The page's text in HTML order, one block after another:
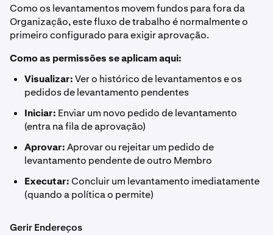
Como os levantamentos movem fundos para fora da
Organização, este fluxo de trabalho é normalmente o
primeiro configurado para exigir aprovação.
Como as permissões se aplicam aqui:
Visualizar:Ver o histórico de levantamentos e os
pedidos de levantamento pendentes
Iniciar: Enviar um novo pedido de levantamento
(entra na fila de aprovação)
Aprovar:Aprovar ou rejeitar um pedido de
levantamento pendente de outro Membro
Executar:Concluir um levantamento imediatamente
(quando a política o permite)
Gerir Endereços